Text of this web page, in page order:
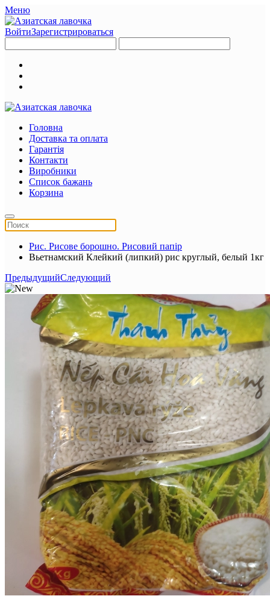
Меню
ВойтиЗарегистрироваться
Головна
Доставка та оплата
Гарантія
Контакти
Виробники
Список бажань
Корзина
Рис. Рисове борошно. Рисовий папір
Вьетнамский Клейкий (липкий) рис круглый, белый 1кг
ПредыдущийСледующий